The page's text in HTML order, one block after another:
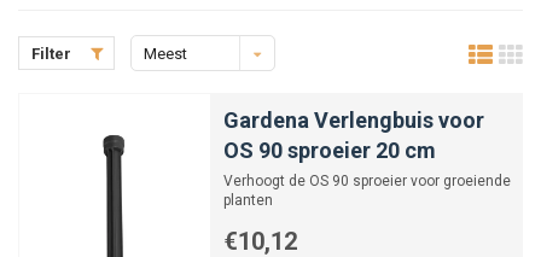
Filter
Meest
Gardena Verlengbuis voor
OS 90 sproeier 20 cm
Verhoogt de OS 90 sproeier voor groeiende
planten
€10,12